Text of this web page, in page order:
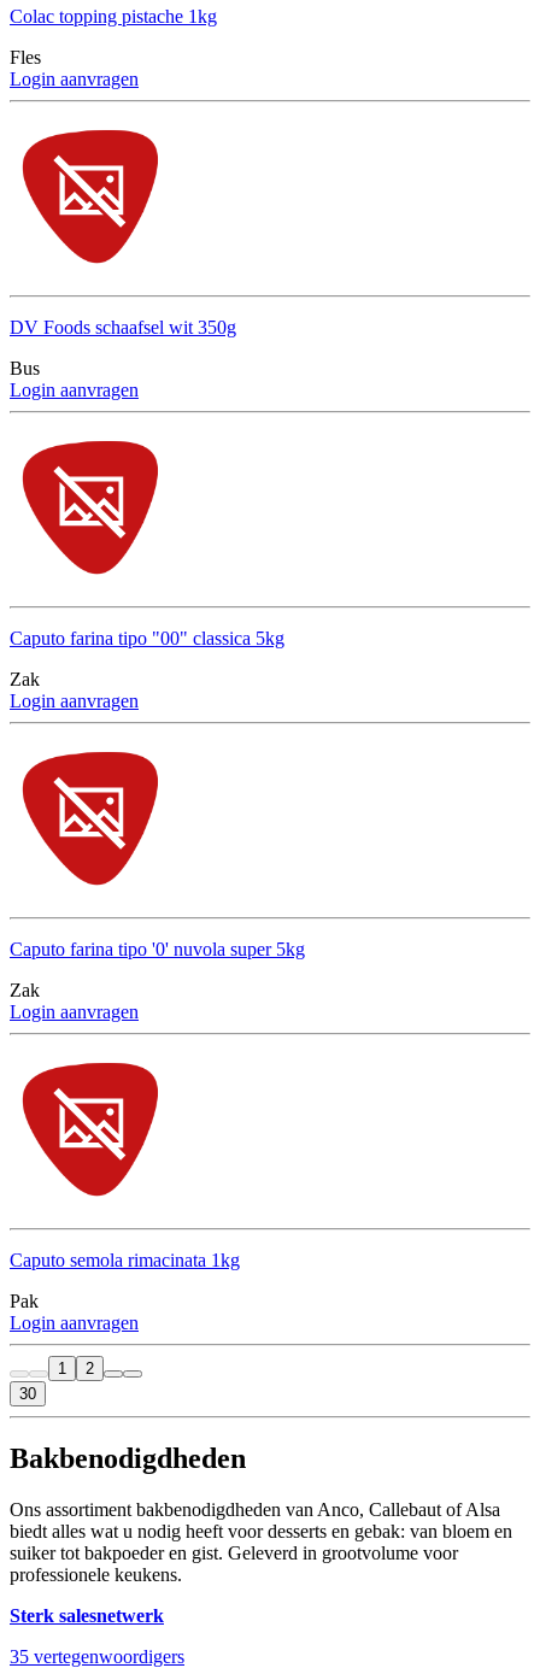
Colac topping pistache 1kg
Fles
Login aanvragen
DV Foods schaafsel wit 350g
Bus
Login aanvragen
Caputo farina tipo "00" classica 5kg
Zak
Login aanvragen
Caputo farina tipo '0' nuvola super 5kg
Zak
Login aanvragen
Caputo semola rimacinata 1kg
Pak
Login aanvragen
1
2
30
Bakbenodigdheden
Ons assortiment bakbenodigdheden van Anco, Callebaut ofAlsa
biedt alles wat u nodig heeft voor desserts en gebak: van bloem en
suiker tot bakpoeder en gist. Geleverd in grootvolume voor
professionele keukens.
Sterk salesnetwerk
35 vertegenwoordigers